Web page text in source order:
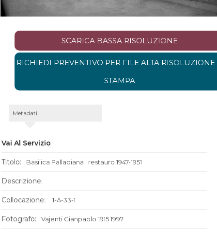
SCARICA BASSA RISOLUZIONE
RICHIEDI PREVENTIVO PER FILE ALTA RISOLUZIONE
STAMPA
Metadati
Fotografo: Vajenti Gianpaolo 1915 1997
Vai Al Servizio
Titolo: Basilica Palladiana : restauro 1947-1951
Descrizione:
Collocazione: 1-A-33-1